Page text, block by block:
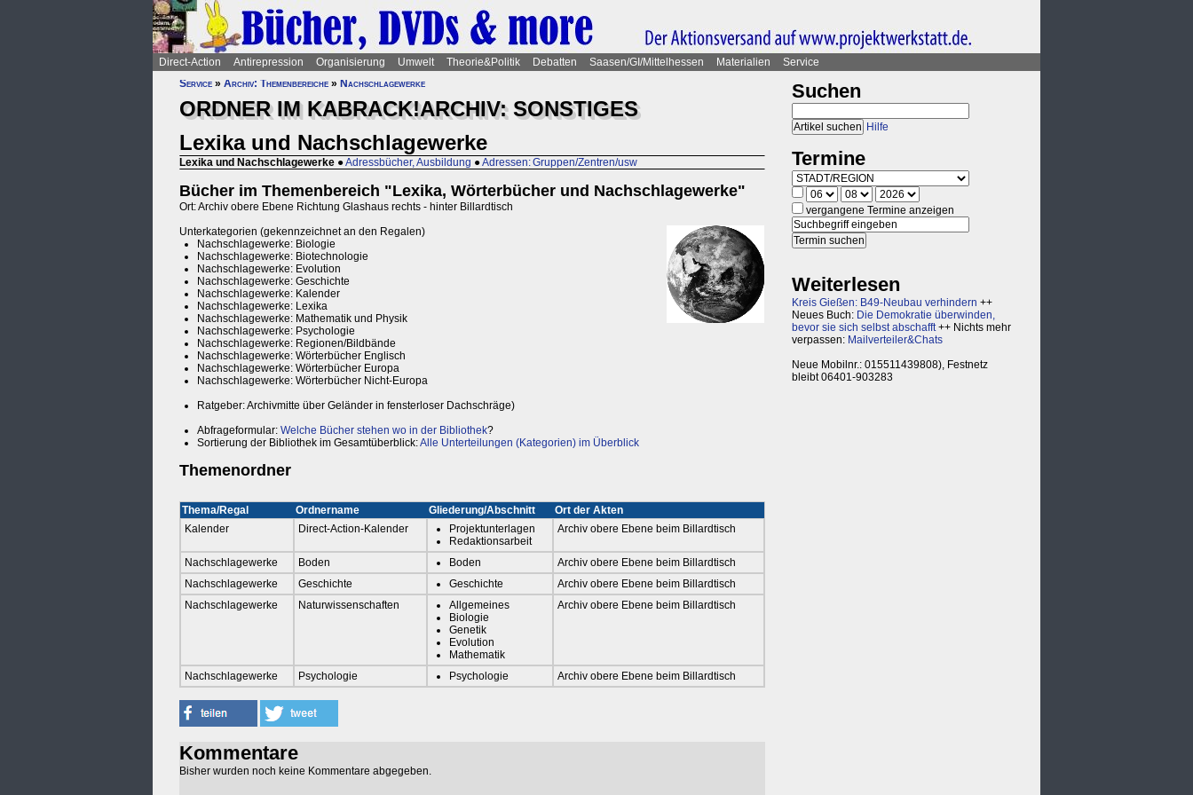
Direct-Action Antirepression Organisierung Umwelt Theorie&Politik Debatten Saasen/GI/Mittelhessen Materialien
Service
Service » Archiv: Themenbereiche » Nachschlagewerke
ORDNER IM KABRACK!ARCHIV: SONSTIGES
Lexika und Nachschlagewerke
Lexika und Nachschlagewerke ●Adressbücher, Ausbildung ●Adressen: Gruppen/Zentren/usw
Bücher im Themenbereich "Lexika, Wörterbücher und Nachschlagewerke"
Ort: Archiv obere Ebene Richtung Glashaus rechts - hinter Billardtisch
Unterkategorien (gekennzeichnet an den Regalen)
Nachschlagewerke: Biologie
Nachschlagewerke: Biotechnologie
Nachschlagewerke: Evolution
Nachschlagewerke: Geschichte
Nachschlagewerke: Kalender
Nachschlagewerke: Lexika
Nachschlagewerke: Mathematik und Physik
Nachschlagewerke: Psychologie
Nachschlagewerke: Regionen/Bildbände
Nachschlagewerke: Wörterbücher Englisch
Nachschlagewerke: Wörterbücher Europa
Nachschlagewerke: Wörterbücher Nicht-Europa
Ratgeber: Archivmitte über Geländer in fensterloser Dachschräge)
Abfrageformular: Welche Bücher stehen wo in der Bibliothek?
Sortierung der Bibliothek im Gesamtüberblick:Alle Unterteilungen (Kategorien) im Überblick
Themenordner
Thema/Regal Ordnername Gliederung/Abschnitt
Ort der Akten
Kalender
Direct-Action-Kalender
Projektunterlagen
Redaktionsarbeit
Archiv obere Ebene beim Billardtisch
Nachschlagewerke Boden Boden
Archiv obere Ebene beim Billardtisch
Nachschlagewerke
Geschichte Geschichte
Archiv obere Ebene beim Billardtisch
Nachschlagewerke
Naturwissenschaften
Allgemeines
Biologie
Genetik
Evolution
Mathematik
Archiv obere Ebene beim Billardtisch
Nachschlagewerke Psychologie Psychologie Archiv obere Ebene beim Billardtisch
Kommentare
Bisher wurden noch keine Kommentare abgegeben.
Suchen
Hilfe
Termine
vergangene Termine anzeigen
Weiterlesen
Kreis Gießen: B49-Neubau verhindern ++
Neues Buch: Die Demokratie überwinden,
bevor sie sich selbst abschafft++ Nichts mehr
verpassen: Mailverteiler&Chats
Neue Mobilnr.: 015511439808), Festnetz
bleibt 06401-903283